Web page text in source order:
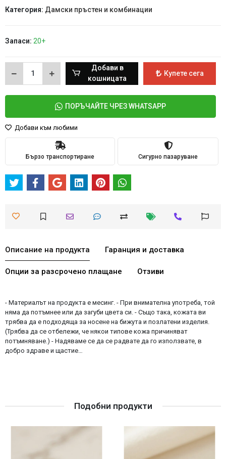
Категория: Дамски пръстен и комбинации
Запаси: 20+
Добави в
кошницата
Купете сега
ПОРЪЧАЙТЕ ЧРЕЗ WHATSAPP
Добави към любими
Бързо транспортиране Сигурно пазаруване
Описание на продукта Гаранция и доставка
Опции за разсрочено плащане Отзиви
- Материалът на продукта е месинг. - При внимателна употреба, той
няма да потъмнее или да загуби цвета си. - Също така, кожата ви
трябва да е подходяща за носене на бижута и позлатени изделия.
(Трябва да се отбележи, че някои типове кожа причиняват
потъмняване.) - Надяваме се да се радвате да го използвате, в
добро здраве и щастие…
Подобни продукти